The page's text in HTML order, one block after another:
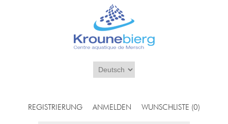
REGISTRIERUNG ANMELDEN WUNSCHLISTE (0)